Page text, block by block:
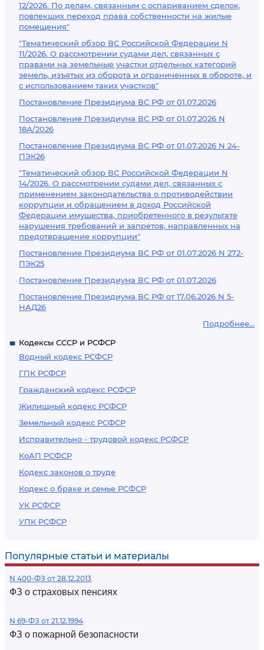
12/2026. По делам, связанным с оспариванием сделок,
повлекших переход права собственности на жилые
помещения"
"Тематический обзор ВС Российской Федерации N
11/2026. О рассмотрении судами дел, связанных с
правами на земельные участки отдельных категорий
земель, изъятых из оборота и ограниченных в обороте, и
с использованием таких участков"
Постановление Президиума ВС РФ от 01.07.2026
Постановление Президиума ВС РФ от 01.07.2026 N
18А/2026
Постановление Президиума ВС РФ от 01.07.2026 N 24-
ПЭК26
"Тематический обзор ВС Российской Федерации N
14/2026. О рассмотрении судами дел, связанных с
применением законодательства о противодействии
коррупции и обращением в доход Российской
Федерации имущества, приобретенного в результате
нарушения требований и запретов, направленных на
предотвращение коррупции"
Постановление Президиума ВС РФ от 01.07.2026 N 272-
ПЭК25
Постановление Президиума ВС РФ от 01.07.2026
Постановление Президиума ВС РФ от 17.06.2026 N 5-
НАД26
Подробнее...
Кодексы СССР и РСФСР
Водный кодекс РСФСР
ГПК РСФСР
Гражданский кодекс РСФСР
Жилищный кодекс РСФСР
Земельный кодекс РСФСР
Исправительно - трудовой кодекс РСФСР
КоАП РСФСР
Кодекс законов о труде
Кодекс о браке и семье РСФСР
УК РСФСР
УПК РСФСР
Популярные статьи и материалы
N 400-ФЗ от 28.12.2013
ФЗ о страховых пенсиях
N 69-ФЗ от 21.12.1994
ФЗ о пожарной безопасности